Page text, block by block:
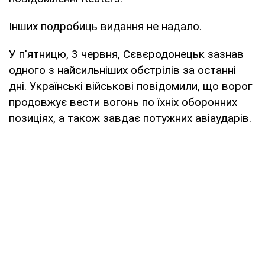
Інших подробиць видання не надало.
У п'ятницю, 3 червня, Сєвєродонецьк зазнав
одного з найсильніших обстрілів за останні
дні. Українські військові повідомили, що ворог
продовжує вести вогонь по їхніх оборонних
позиціях, а також завдає потужних авіаударів.